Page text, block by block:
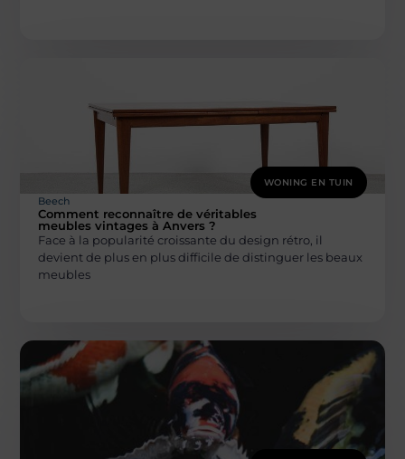
WONING EN TUIN
Beech
Comment reconnaître de véritables
meubles vintages à Anvers ?
Face à la popularité croissante du design rétro, il
devient de plus en plus difficile de distinguer les beaux
meubles